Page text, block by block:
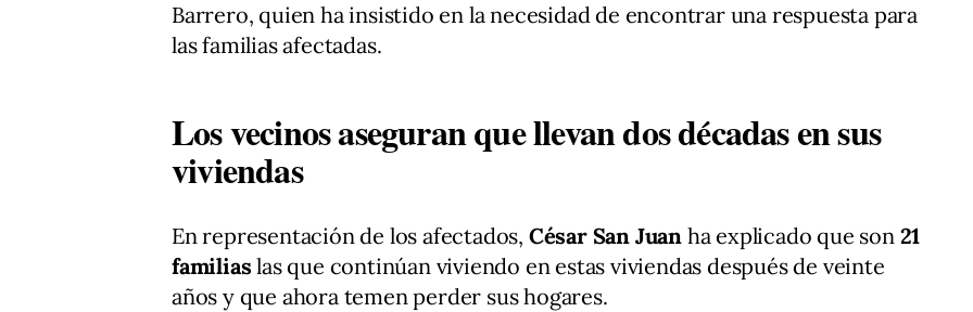
Barrero, quien ha insistido en la necesidad de encontrar una respuesta para
las familias afectadas.
Los vecinos aseguran que llevan dos décadas en sus
viviendas
En representación de los afectados, César San Juan ha explicado que son 21
familias las que continúan viviendo en estas viviendas después de veinte
años y que ahora temen perder sus hogares.